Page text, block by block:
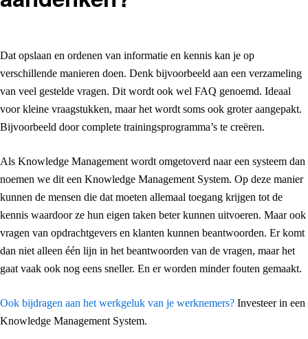
Dat opslaan en ordenen van informatie en kennis kan je op
verschillende manieren doen. Denk bijvoorbeeld aan een verzameling
van veel gestelde vragen. Dit wordt ook wel FAQ genoemd. Ideaal
voor kleine vraagstukken, maar het wordt soms ook groter aangepakt.
Bijvoorbeeld door complete trainingsprogramma’s te creëren.
Als Knowledge Management wordt omgetoverd naar een systeem dan
noemen we dit een Knowledge Management System. Op deze manier
kunnen de mensen die dat moeten allemaal toegang krijgen tot de
kennis waardoor ze hun eigen taken beter kunnen uitvoeren. Maar ook
vragen van opdrachtgevers en klanten kunnen beantwoorden. Er komt
dan niet alleen één lijn in het beantwoorden van de vragen, maar het
gaat vaak ook nog eens sneller. En er worden minder fouten gemaakt.
Ook bijdragen aan het werkgeluk van je werknemers? Investeer in een
Knowledge Management System.